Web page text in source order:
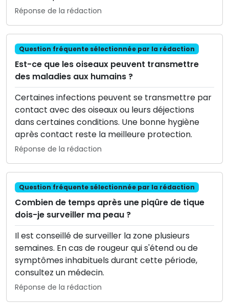
Réponse de la rédaction
Question fréquente sélectionnée par la rédaction
Est-ce que les oiseaux peuvent transmettre
des maladies aux humains ?
Certaines infections peuvent se transmettre par
contact avec des oiseaux ou leurs déjections
dans certaines conditions. Une bonne hygiène
après contact reste la meilleure protection.
Réponse de la rédaction
Question fréquente sélectionnée par la rédaction
Combien de temps après une piqûre de tique
dois-je surveiller ma peau ?
Il est conseillé de surveiller la zone plusieurs
semaines. En cas de rougeur qui s'étend ou de
symptômes inhabituels durant cette période,
consultez un médecin.
Réponse de la rédaction